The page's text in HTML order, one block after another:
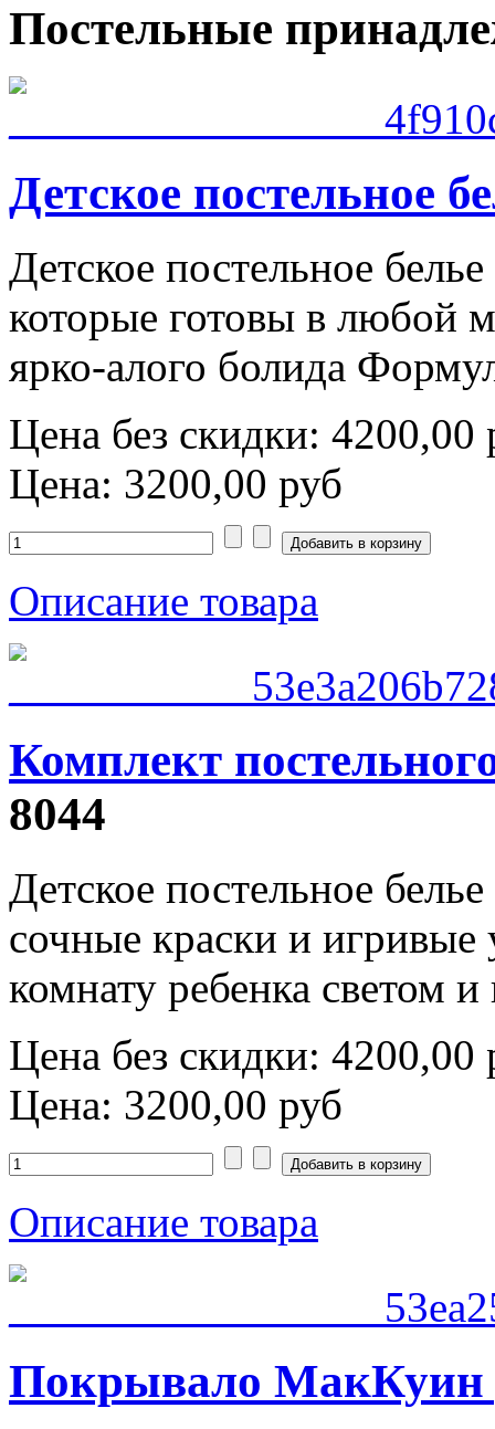
Постельные
Детское постельное
Детское постельное
которые готовы в любой
ярко-алого болида
Цена без скидки: 4200,00
Цена: 3200,00 руб
Описание товара
Комплект
8044
Детское постельное
сочные краски и игривые
комнату ребенка светом и
Цена без скидки: 4200,00
Цена: 3200,00 руб
Описание товара
Покрывало МакКуин